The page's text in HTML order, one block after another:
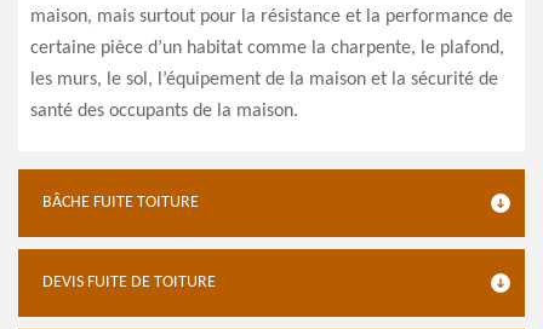
maison, mais surtout pour la résistance et la performance de
certaine pièce d’un habitat comme la charpente, le plafond,
les murs, le sol, l’équipement de la maison et la sécurité de
santé des occupants de la maison.
BÂCHE FUITE TOITURE
DEVIS FUITE DE TOITURE